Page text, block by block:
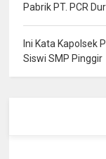
Pabrik PT. PCR
Ini Kata Kapolsek
Siswi SMP Pinggir